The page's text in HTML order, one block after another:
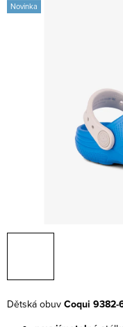
Novinka
Dětská obuv Coqui 9382-